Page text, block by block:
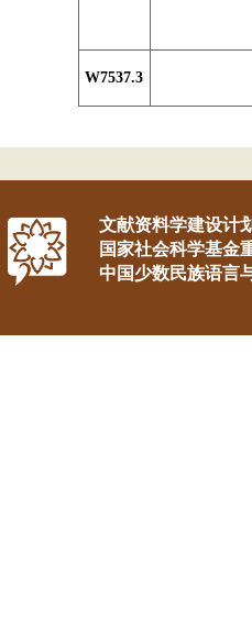
W7537.3
文献资料学建设计
国家社会科学基金
中国少数民族语言